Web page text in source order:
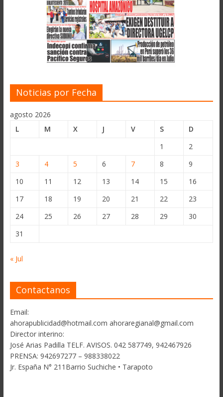
Noticias por Fecha
agosto 2026
L
M X J V S
D
1
2
3
4 5 6 7 8
9
10
11 12 13 14 15
16
17
18 19 20 21 22
23
24
25 26 27 28 29
30
31
« Jul
Contactanos
Email:
ahorapublicidad@hotmail.com ahoraregianal@gmail.com
Director interino:
José Arias Padilla TELF. AVISOS. 042 587749, 942467926
PRENSA: 942697277 – 988338022
Jr. España N° 211Barrio Suchiche • Tarapoto